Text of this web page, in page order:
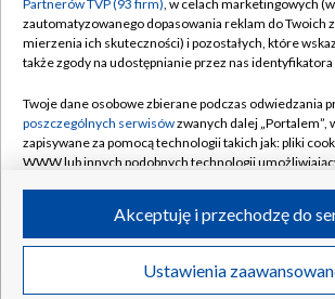
Centrum informacji TVP
Naziemna Telewizja Cyfrowa
Rada Programowa
System NOS
Informacje o nadawcy
Program dla prasy
Ogłoszenie przetargowe
Moje zgody
Pomoc
Kontakt
Kanały
©2026 Telewizja Polska S.A. w
Partnerów TVP (93 firm), w celach marketingowych
zautomatyzowanego dopasowania reklam do Twoich
mierzenia ich skuteczności) i pozostałych, które
także zgody na udostępnianie przez nas identyfikatora
Twoje dane osobowe zbierane podczas odwiedzania
poszczególnych serwisówzwanych dalej
zapisywane za pomocą technologii takich jak: pliki
WWW lub innych podobnych technologii
ruchu w Internecie.
Twoje dane osobowe zbierane podczas odwiedzania
poszczególnych serwisówna Portalu, takie jak adresy
Ustawienia
Akceptuję i przechodzę do